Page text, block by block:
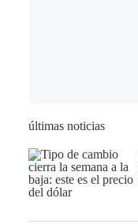
últimas noticias